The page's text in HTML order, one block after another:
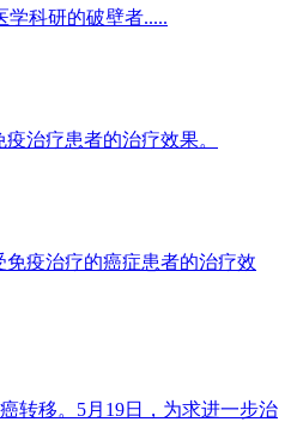
科研的破壁者.....
治疗患者的治疗效果。
疫治疗的癌症患者的治疗效
转移。5月19日，为求进一步治